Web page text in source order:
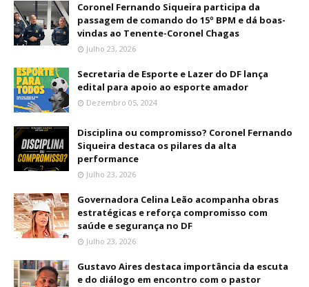
Coronel Fernando Siqueira participa da
passagem de comando do 15º BPM e dá boas-
vindas ao Tenente-Coronel Chagas
Julho 23, 2026
Secretaria de Esporte e Lazer do DF lança
edital para apoio ao esporte amador
Dezembro 05, 2024
Disciplina ou compromisso? Coronel Fernando
Siqueira destaca os pilares da alta
performance
Julho 23, 2026
Governadora Celina Leão acompanha obras
estratégicas e reforça compromisso com
saúde e segurança no DF
Julho 23, 2026
Gustavo Aires destaca importância da escuta
e do diálogo em encontro com o pastor